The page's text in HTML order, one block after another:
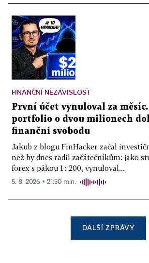
FINANČNÍ NEZÁVISLOST
První účet vynuloval za měsíc.
portfolio o dvou milionech
finanční svobodu
Jakub z blogu FinHacker začal
než by dnes radil začátečníkům: jako
forex s pákou 1 : 200, vynuloval...
5. 8. 2026 ▪ 21:50 min.
DALŠÍ ZPRÁVY